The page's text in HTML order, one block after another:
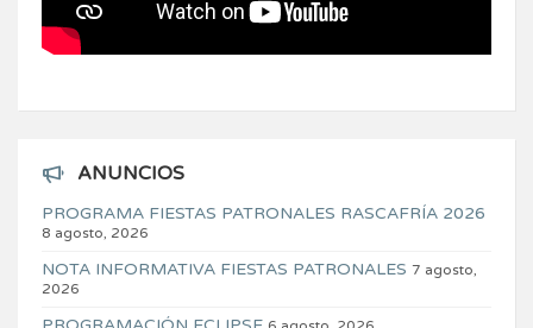
ANUNCIOS
PROGRAMA FIESTAS PATRONALES RASCAFRÍA 2026
8 agosto, 2026
NOTA INFORMATIVA FIESTAS PATRONALES 7 agosto,
2026